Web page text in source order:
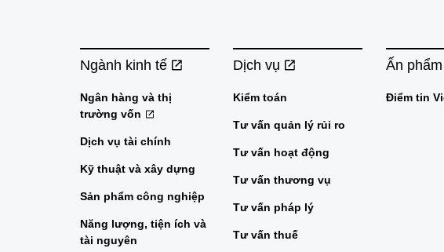
Ngành kinh tế
Ngân hàng và thị
trường vốn
Dịch vụ tài chính
Kỹ thuật và xây dựng
Sản phẩm công nghiệp
Năng lượng, tiện ích và
tài nguyên
Dịch vụ
Kiểm toán
Tư vấn quản lý rủi ro
Tư vấn hoạt động
Tư vấn thương vụ
Tư vấn pháp lý
Tư vấn thuế
Ấn phẩm
Điểm tin